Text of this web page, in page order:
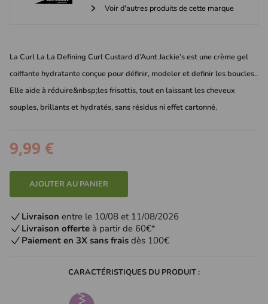
Voir d'autres produits de cette marque
La Curl La La Defining Curl Custard d’Aunt Jackie’s est une crème gel
coiffante hydratante conçue pour définir, modeler et definir les boucles..
Elle aide à réduire&nbsp;les frisottis, tout en laissant les cheveux
souples, brillants et hydratés, sans résidus ni effet cartonné.
9,99 €
AJOUTER AU PANIER
Livraison entre le 10/08 et 11/08/2026
Livraison offerte à partir de 60€*
Paiement en 3X sans frais dès 100€
CARACTÉRISTIQUES DU PRODUIT :